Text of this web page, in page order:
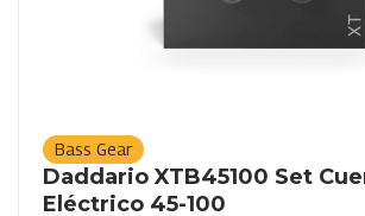
Bass Gear
Daddario XTB45100 Set
Eléctrico 45-100